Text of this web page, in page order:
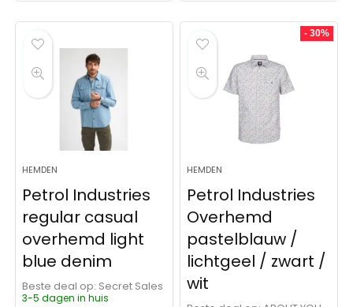
HEMDEN
Petrol Industries
regular casual
overhemd light
blue denim
Beste deal op:
Secret Sales
3-5 dagen in huis
- 30%
HEMDEN
Petrol Industries
Overhemd
pastelblauw /
lichtgeel / zwart /
wit